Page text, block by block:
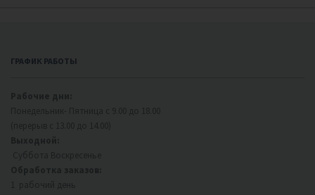
ГРАФИК РАБОТЫ